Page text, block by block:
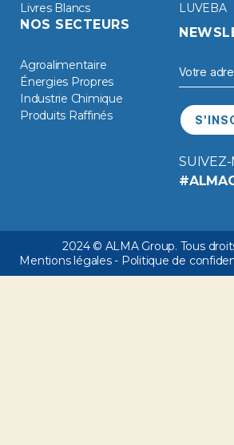
Livres Blancs
LUVEBA
NOS SECTEURS
Agroalimentaire
Énergies Propres
Industrie Chimique
Produits Raffinés
2024 © ALMA Group. Tous
Mentions légales- Politique de